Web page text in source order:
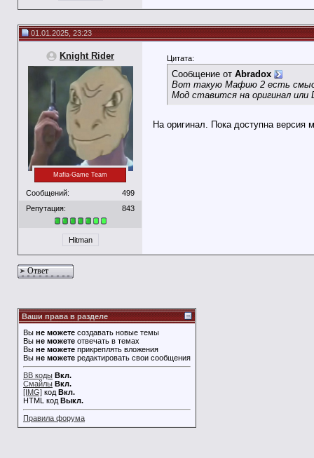
01.01.2025, 23:23
Knight Rider
Mafia-Game Team
Сообщений:
499
Репутация:
843
Hitman
Цитата:
Сообщение от Abradox
Вот такую Мафию 2 есть
Мод ставится на оригинал или
На оригинал. Пока доступна версия
Ответ
Ваши права в разделе
Вы не можете создавать новые темы
Вы не можете отвечать в темах
Вы не можете прикреплять вложения
Вы не можете редактировать свои сообщения
BB коды Вкл.
Смайлы Вкл.
[IMG] код Вкл.
HTML код Выкл.
Правила форума